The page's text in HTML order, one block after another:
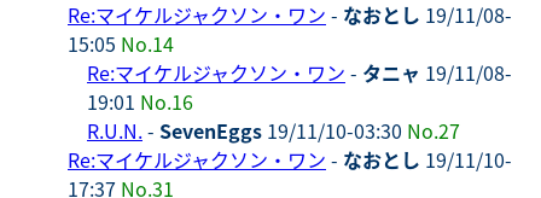
Re:マイケルジャクソン・ワン - なおとし 19/11/08-
15:05 No.14
Re:マイケルジャクソン・ワン - タニャ 19/11/08-
19:01 No.16
R.U.N.- SevenEggs 19/11/10-03:30 No.27
Re:マイケルジャクソン・ワン - なおとし 19/11/10-
17:37 No.31